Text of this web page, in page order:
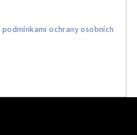
podmínkami ochrany osobních